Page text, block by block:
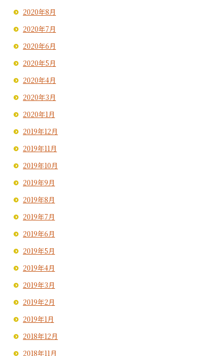
2020年8月
2020年7月
2020年6月
2020年5月
2020年4月
2020年3月
2020年1月
2019年12月
2019年11月
2019年10月
2019年9月
2019年8月
2019年7月
2019年6月
2019年5月
2019年4月
2019年3月
2019年2月
2019年1月
2018年12月
2018年11月